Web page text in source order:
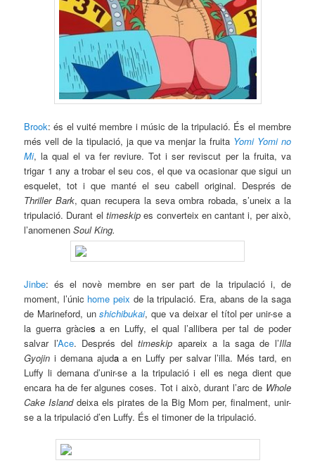
Brook: és el vuité membre i músic de la tripulació. És el membre
més vell de la tipulació, ja que va menjar la fruita Yomi Yomi no
Mi, la qual el va fer reviure. Tot i ser reviscut per la fruita, va
trigar 1 any a trobar el seu cos, el que va ocasionar que sigui un
esquelet, tot i que manté el seu cabell original. Després de
Thriller Bark, quan recupera la seva ombra robada, s’uneix a la
tripulació. Durant el timeskipes converteix en cantant i, per això,
l’anomenenSoul King.
Jinbe: és el novè membre en ser part de la tripulació i, de
moment, l’únic home peix de la tripulació. Era, abans de la saga
de Marineford, unshichibukai, que va deixar el títol per unir-se a
la guerra gràcies a en Luffy, el qual l’allibera per tal de poder
salvar l’Ace. Després deltimeskip apareix a la saga de l’Illa
Gyojin i demana ajudaa en Luffy per salvar l’illa. Més tard, en
Luffy li demana d’unir-se a la tripulació i ell es nega dient que
encara ha de fer algunes coses. Tot i això, durant l’arc de Whole
Cake Islanddeixa els pirates de la Big Mom per, finalment, unir-
se a la tripulació d’en Luffy. És eltimonerde la tripulació.